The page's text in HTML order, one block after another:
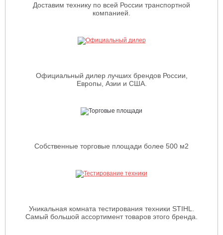
Доставим технику по всей России транспортной
компанией.
Официальный дилер лучших брендов России,
Европы, Азии и США.
Собственные торговые площади более 500 м2
Уникальная комната тестирования техники STIHL.
Самый большой ассортимент товаров этого бренда.